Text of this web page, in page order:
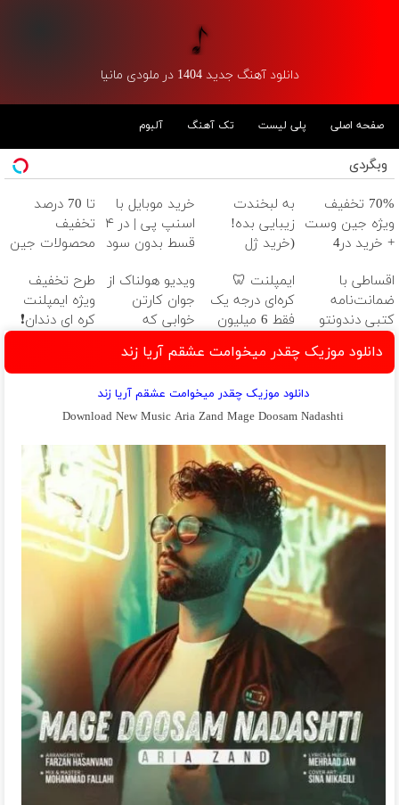
دانلود آهنگ جدید 1404 در ملودی مانیا
صفحه اصلی پلی لیست تک آهنگ آلبوم
وبگردی
70% تخفیف
ویژه جین وست
+ خرید در4
به لبخندت
زیبایی بده!
(خرید ژل
دندان
با40%تخفیف)
خرید موبایل با
اسنپ پی | در ۴
قسط بدون سود
تا 70 درصد
تخفیف
محصولات جین
4 قسط
اقساطی با
ضمانت‌نامه
کتبی دندونتو
ایمپلنت کن ✅
بدون سود
ایمپلنت 🦷
کره‌ای درجه یک
فقط 6 میلیون
ویدیو هولناک از
جوان کارتن
خوابی که
میلیاردر شد.
آموزش رایگان
طرح تخفیف
ویژه ایمپلنت
کره ای دندان❗
دانلود موزیک چقدر میخوامت عشقم آریا زند
دانلود موزیک چقدر میخوامت عشقم آریا زند
Download New Music Aria Zand Mage Doosam Nadashti